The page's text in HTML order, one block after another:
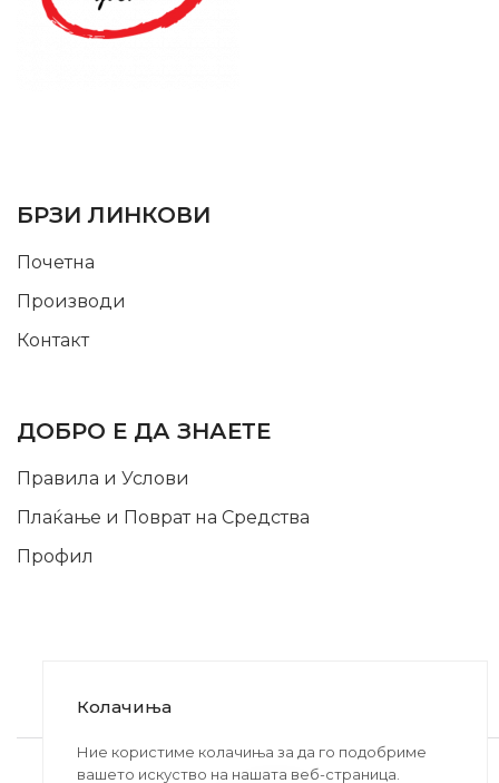
БРЗИ ЛИНКОВИ
Почетна
Производи
Контакт
ДОБРО Е ДА ЗНАЕТЕ
Правила и Услови
Плаќање и Поврат на Средства
Профил
2020-2024 © MB DISKONT. Изработено од
Колачиња
Ние користиме колачиња за да го подобриме
вашето искуство на нашата веб-страница.